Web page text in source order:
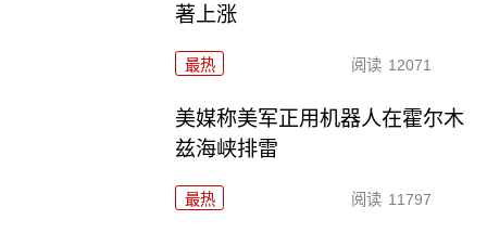
著上涨
最热 阅读 12071
美媒称美军正用机器人在霍尔木
兹海峡排雷
最热 阅读 11797